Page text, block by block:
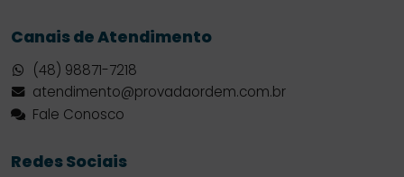
Canais de Atendimento
(48) 98871-7218
atendimento@provadaordem.com.br
Fale Conosco
Redes Sociais